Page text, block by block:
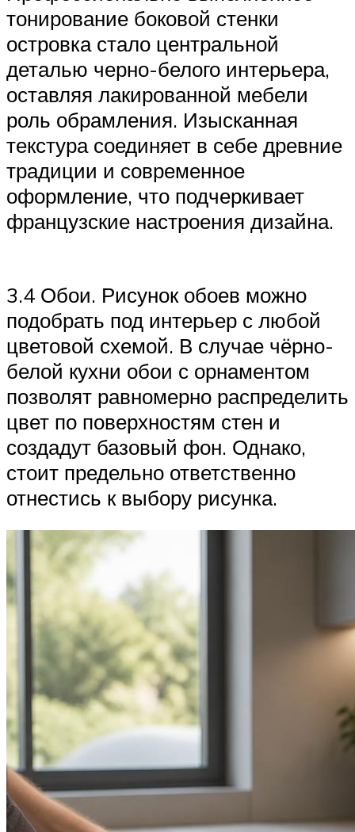
тонирование боковой стенки
островка стало центральной
деталью черно-белого интерьера,
оставляя лакированной мебели
роль обрамления. Изысканная
текстура соединяет в себе древние
традиции и современное
оформление, что подчеркивает
французские настроения дизайна.
3.4 Обои. Рисунок обоев можно
подобрать под интерьер с любой
цветовой схемой. В случае чёрно-
белой кухни обои с орнаментом
позволят равномерно распределить
цвет по поверхностям стен и
создадут базовый фон. Однако,
стоит предельно ответственно
отнестись к выбору рисунка.